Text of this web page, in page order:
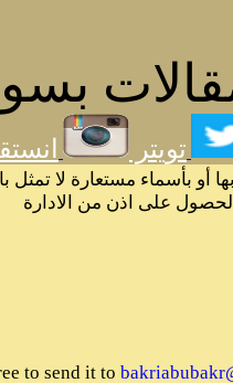
تويتر
أو بأسماء مستعارة لا
الحصول على اذن من الادارة
to send it to